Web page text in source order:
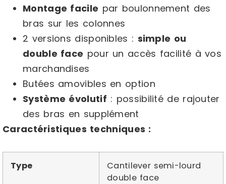
Montage facile par boulonnement des
bras sur les colonnes
2 versions disponibles : simple ou
double face pour un accès facilité à vos
marchandises
Butées amovibles en option
Système évolutif : possibilité de rajouter
des bras en supplément
Caractéristiques techniques :
Type
Cantilever semi-lourd
double face